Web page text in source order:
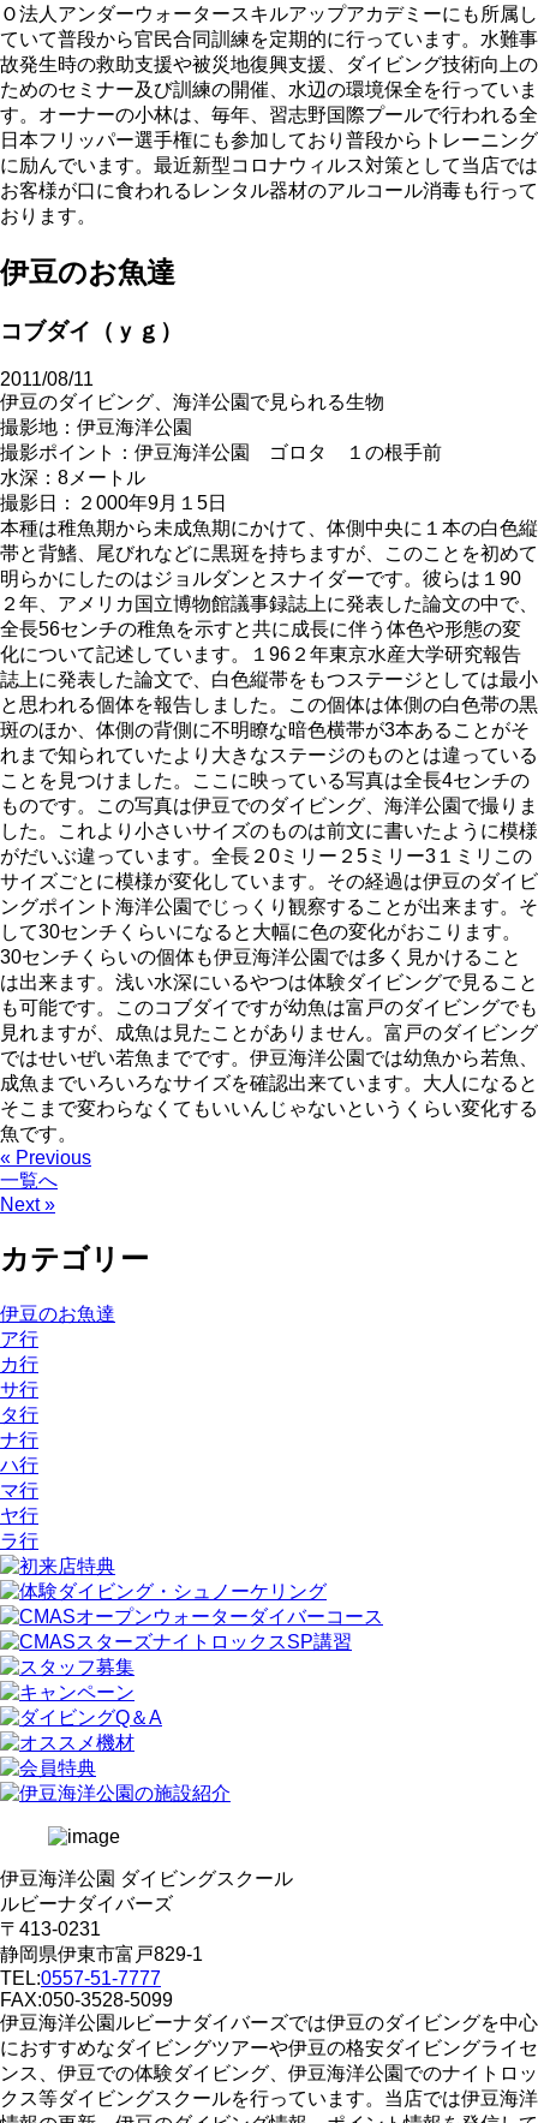
Ｏ法人アンダーウォータースキルアップアカデミーにも所属し
ていて普段から官民合同訓練を定期的に行っています。水難事
故発生時の救助支援や被災地復興支援、ダイビング技術向上の
ためのセミナー及び訓練の開催、水辺の環境保全を行っていま
す。オーナーの小林は、毎年、習志野国際プールで行われる全
日本フリッパー選手権にも参加しており普段からトレーニング
に励んでいます。最近新型コロナウィルス対策として当店では
お客様が口に食われるレンタル器材のアルコール消毒も行って
おります。
伊豆のお魚達
コブダイ（ｙｇ）
2011/08/11
伊豆のダイビング、海洋公園で見られる生物
撮影地：伊豆海洋公園
撮影ポイント：伊豆海洋公園 ゴロタ １の根手前
水深：8メートル
撮影日：２000年9月１5日
本種は稚魚期から未成魚期にかけて、体側中央に１本の白色縦
帯と背鰭、尾びれなどに黒斑を持ちますが、このことを初めて
明らかにしたのはジョルダンとスナイダーです。彼らは１90
２年、アメリカ国立博物館議事録誌上に発表した論文の中で、
全長56センチの稚魚を示すと共に成長に伴う体色や形態の変
化について記述しています。１96２年東京水産大学研究報告
誌上に発表した論文で、白色縦帯をもつステージとしては最小
と思われる個体を報告しました。この個体は体側の白色帯の黒
斑のほか、体側の背側に不明瞭な暗色横帯が3本あることがそ
れまで知られていたより大きなステージのものとは違っている
ことを見つけました。ここに映っている写真は全長4センチの
ものです。この写真は伊豆でのダイビング、海洋公園で撮りま
した。これより小さいサイズのものは前文に書いたように模様
がだいぶ違っています。全長２0ミリー２5ミリー3１ミリこの
サイズごとに模様が変化しています。その経過は伊豆のダイビ
ングポイント海洋公園でじっくり観察することが出来ます。そ
して30センチくらいになると大幅に色の変化がおこります。
30センチくらいの個体も伊豆海洋公園では多く見かけること
は出来ます。浅い水深にいるやつは体験ダイビングで見ること
も可能です。このコブダイですが幼魚は富戸のダイビングでも
見れますが、成魚は見たことがありません。富戸のダイビング
ではせいぜい若魚までです。伊豆海洋公園では幼魚から若魚、
成魚までいろいろなサイズを確認出来ています。大人になると
そこまで変わらなくてもいいんじゃないというくらい変化する
魚です。
« Previous
一覧へ
Next »
カテゴリー
伊豆のお魚達
ア行
カ行
サ行
タ行
ナ行
ハ行
マ行
ヤ行
ラ行
伊豆海洋公園 ダイビングスクール
ルビーナダイバーズ
〒413-0231
静岡県伊東市富戸829-1
TEL:0557-51-7777
FAX:050-3528-5099
伊豆海洋公園ルビーナダイバーズでは伊豆のダイビングを中心
におすすめなダイビングツアーや伊豆の格安ダイビングライセ
ンス、伊豆での体験ダイビング、伊豆海洋公園でのナイトロッ
クス等ダイビングスクールを行っています。当店では伊豆海洋